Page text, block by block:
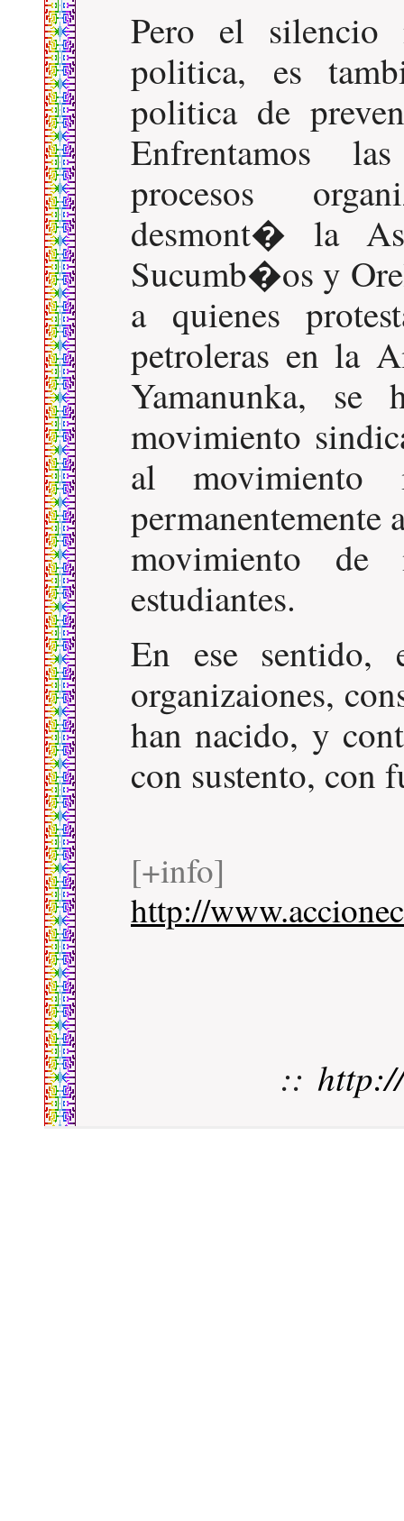
Pero el
politica, es
politica de
Enfrentamos
procesos
desmont� la
Sucumb�os y
a quienes
petroleras en la
Yamanunka, se
movimiento
al movimiento
permanentemente
movimiento
estudiantes.
En ese sentido,
organizaiones,
han nacido, y
con sustento, con
[+info]
http://
::